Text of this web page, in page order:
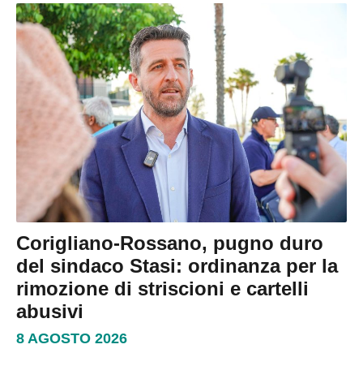
Corigliano-Rossano, pugno duro
del sindaco Stasi: ordinanza per la
rimozione di striscioni e cartelli
abusivi
8 AGOSTO 2026